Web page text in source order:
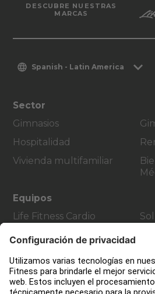
DESCUBRE NUESTRAS
MARCAS
Spanish - Latin America
Sector
Gimnasios
Hospitalidad
Vivienda multifamiliar
Equipos
Life Fitness Cardio
Strength Training
Atención al Cliente